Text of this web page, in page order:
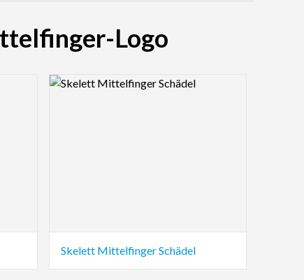
Logo
Logo Preview Image
Skelett Mittelfinger Schädel